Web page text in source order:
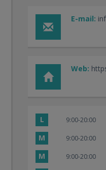
E-mail:
Web:
L 9:00-20:00
M 9:00-20:00
M 9:00-20:00